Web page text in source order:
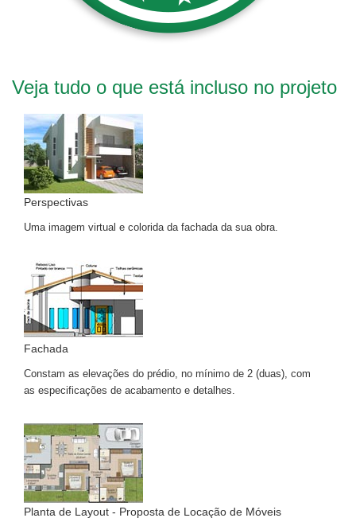
Veja tudo o que está incluso no projeto
Perspectivas
Uma imagem virtual e colorida da fachada da sua obra.
Fachada
Constam as elevações do prédio, no mínimo de 2 (duas), com
as especificações de acabamento e detalhes.
Planta de Layout - Proposta de Locação de Móveis